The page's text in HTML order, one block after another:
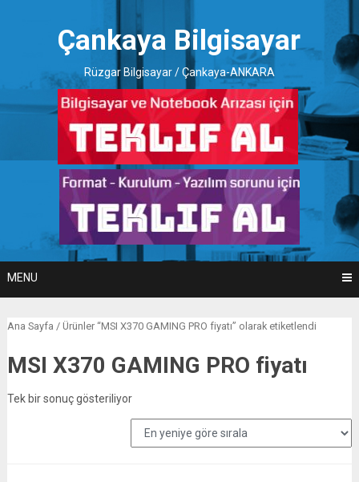
Çankaya Bilgisayar
Rüzgar Bilgisayar / Çankaya-ANKARA
MENU
Ana Sayfa / Ürünler “MSI X370 GAMING PRO fiyatı” olarak etiketlendi
MSI X370 GAMING PRO fiyatı
Tek bir sonuç gösteriliyor